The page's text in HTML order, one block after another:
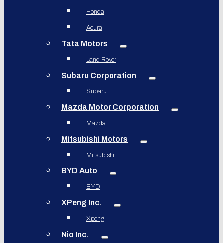
Honda
Acura
Tata Motors
Land Rover
Subaru Corporation
Subaru
Mazda Motor Corporation
Mazda
Mitsubishi Motors
Mitsubishi
BYD Auto
BYD
XPeng Inc.
Xpeng
Nio Inc.